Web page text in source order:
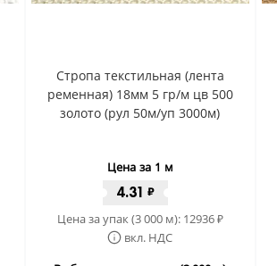
Стропа текстильная (лента
ременная) 18мм 5 гр/м цв 500
золото (рул 50м/уп 3000м)
Цена за 1 м
4.31 ₽
Цена за упак (3 000 м): 12936₽
вкл. НДС